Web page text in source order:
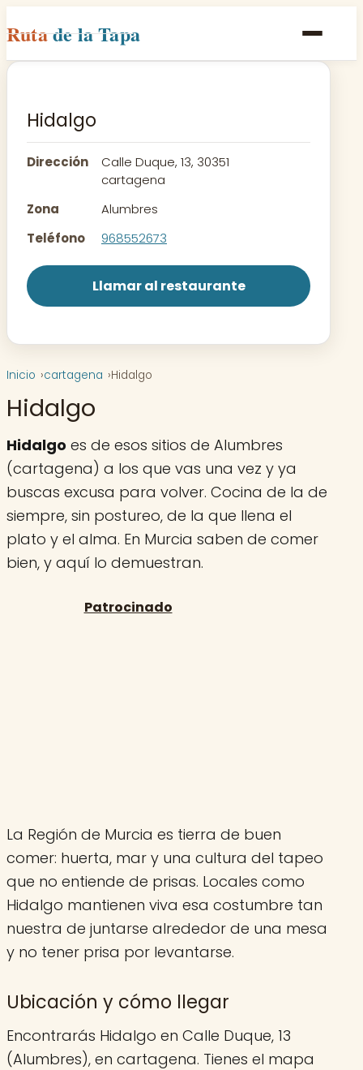
Rutade la Tapa
Inicio
Rutas
Contacto
Hidalgo
Dirección
Calle Duque, 13, 30351
cartagena
Zona
Alumbres
Teléfono
968552673
Llamar al restaurante
Inicio cartagena Hidalgo
Hidalgo
Hidalgo es de esos sitios de Alumbres
(cartagena) a los que vas una vez y ya
buscas excusa para volver. Cocina de la de
siempre, sin postureo, de la que llena el
plato y el alma. En Murcia saben de comer
bien, y aquí lo demuestran.
La Región de Murcia es tierra de buen
comer: huerta, mar y una cultura del tapeo
que no entiende de prisas. Locales como
Hidalgo mantienen viva esa costumbre tan
nuestra de juntarse alrededor de una mesa
y no tener prisa por levantarse.
Ubicación y cómo llegar
Encontrarás Hidalgo en Calle Duque, 13
(Alumbres), en cartagena. Tienes el mapa